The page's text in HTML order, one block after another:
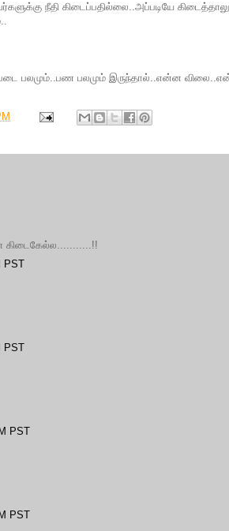
நீதி கிடைப்பதில்லை..அப்படியே
பலமும்..பண பலமும் இருந்தால்..என்ன
கிடைகேல்ல...........!!
PST
PST
PST
PST